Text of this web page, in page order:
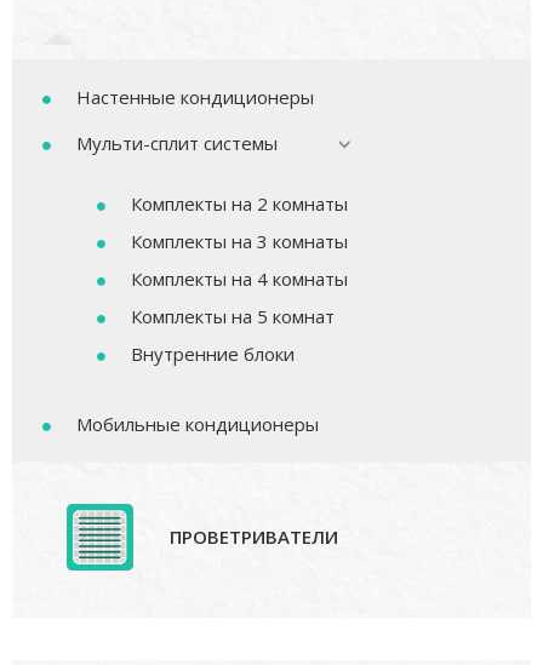
Настенные кондиционеры
Мульти-сплит системы
Комплекты на 2 комнаты
Комплекты на 3 комнаты
Комплекты на 4 комнаты
Комплекты на 5 комнат
Внутренние блоки
Мобильные кондиционеры
ПРОВЕТРИВАТЕЛИ